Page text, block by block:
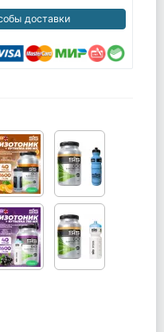
доставки